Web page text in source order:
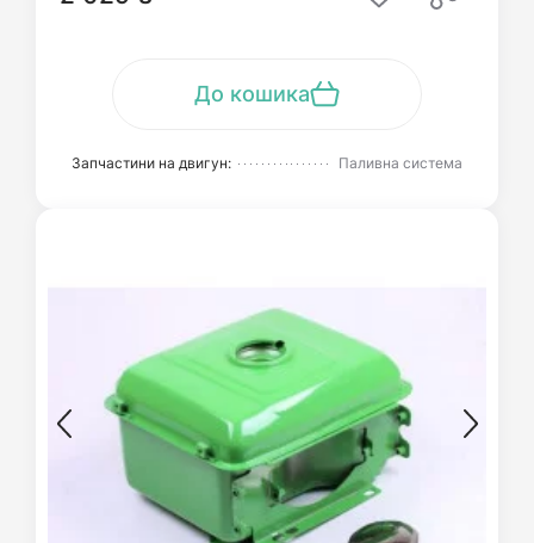
До кошика
Запчастини на двигун: Паливна система